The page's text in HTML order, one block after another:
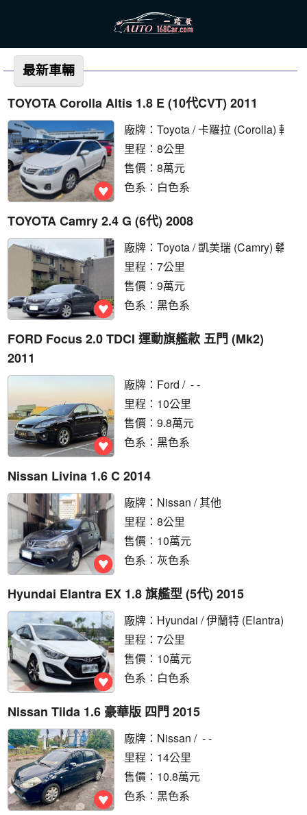
最新車輛
TOYOTA Corolla Altis 1.8 E (10代CVT) 2011
廠牌： Toyota/ 卡羅拉 (Corolla) 轎車
里程：8公里
售價：8萬元
色系：白色系
TOYOTA Camry 2.4 G (6代) 2008
廠牌： Toyota/ 凱美瑞 (Camry) 轎車
里程：7公里
售價：9萬元
色系：黑色系
FORD Focus 2.0 TDCI 運動旗艦款 五門 (Mk2)
2011
廠牌： Ford / - -
里程：10公里
售價：9.8萬元
色系：黑色系
Nissan Livina 1.6 C 2014
廠牌： Nissan / 其他
里程：8公里
售價：10萬元
色系：灰色系
Hyundai Elantra EX 1.8 旗艦型 (5代) 2015
廠牌： Hyundai / 伊蘭特 (Elantra) 小
里程：7公里
售價：10萬元
色系：白色系
Nissan Tiida 1.6 豪華版 四門 2015
廠牌： Nissan / - -
里程：14公里
售價：10.8萬元
色系：黑色系